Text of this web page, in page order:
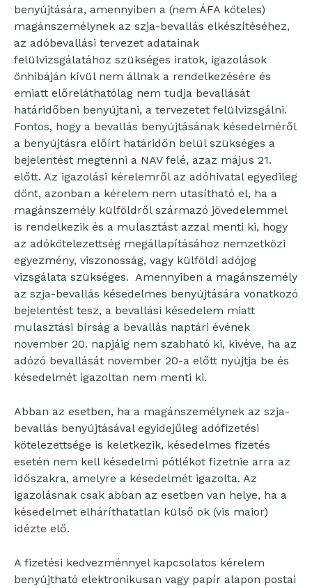
benyújtására, amennyiben a (nem ÁFA köteles)
magánszemélynek az szja-bevallás elkészítéséhez,
az adóbevallási tervezet adatainak
felülvizsgálatához szükséges iratok, igazolások
önhibáján kívül nem állnak a rendelkezésére és
emiatt előreláthatólag nem tudja bevallását
határidőben benyújtani, a tervezetet felülvizsgálni.
Fontos, hogy a bevallás benyújtásának késedelméről
a benyújtásra előírt határidőn belül szükséges a
bejelentést megtenni a NAV felé, azaz május 21.
előtt. Az igazolási kérelemről az adóhivatal egyedileg
dönt, azonban a kérelem nem utasítható el, ha a
magánszemély külföldről származó jövedelemmel
is rendelkezik és a mulasztást azzal menti ki, hogy
az adókötelezettség megállapításához nemzetközi
egyezmény, viszonosság, vagy külföldi adójog
vizsgálata szükséges. Amennyiben a magánszemély
az szja-bevallás késedelmes benyújtására vonatkozó
bejelentést tesz, a bevallási késedelem miatt
mulasztási bírság a bevallás naptári évének
november 20. napjáig nem szabható ki, kivéve, ha az
adózó bevallását november 20-a előtt nyújtja be és
késedelmét igazoltan nem menti ki.
Abban az esetben, ha a magánszemélynek az szja-
bevallás benyújtásával egyidejűleg adófizetési
kötelezettsége is keletkezik, késedelmes fizetés
esetén nem kell késedelmi pótlékot fizetnie arra az
időszakra, amelyre a késedelmét igazolta. Az
igazolásnak csak abban az esetben van helye, ha a
késedelmet elháríthatatlan külső ok (vis maior)
idézte elő.
A fizetési kedvezménnyel kapcsolatos kérelem
benyújtható elektronikusan vagy papír alapon postai